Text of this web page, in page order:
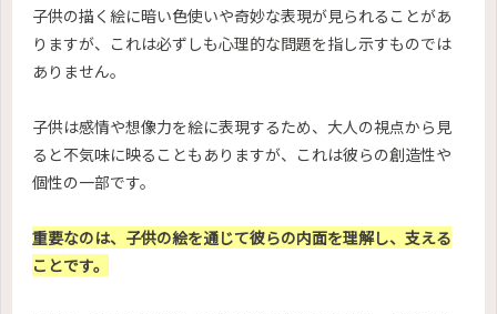
子供の描く絵に暗い色使いや奇妙な表現が見られることがあ
りますが、これは必ずしも心理的な問題を指し示すものでは
ありません。
子供は感情や想像力を絵に表現するため、大人の視点から見
ると不気味に映ることもありますが、これは彼らの創造性や
個性の一部です。
重要なのは、子供の絵を通じて彼らの内面を理解し、支える
ことです。